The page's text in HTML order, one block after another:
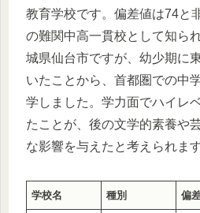
教育学校です。偏差値は74と
の難関中高一貫校として知ら
城県仙台市ですが、幼少期に
いたことから、首都圏での中
学しました。学力面でハイレ
たことが、後の文学的素養や
な影響を与えたと考えられます
学校名 種別 偏